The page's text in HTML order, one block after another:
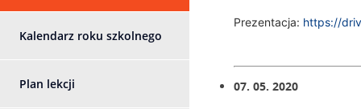
Kalendarz roku szkolnego
Plan lekcji
Prezentacja: https://
07. 05. 2020